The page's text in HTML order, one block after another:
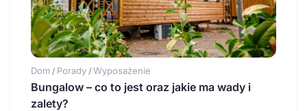
Dom / Porady / Wyposażenie
Bungalow – co to jest oraz jakie ma wady i
zalety?